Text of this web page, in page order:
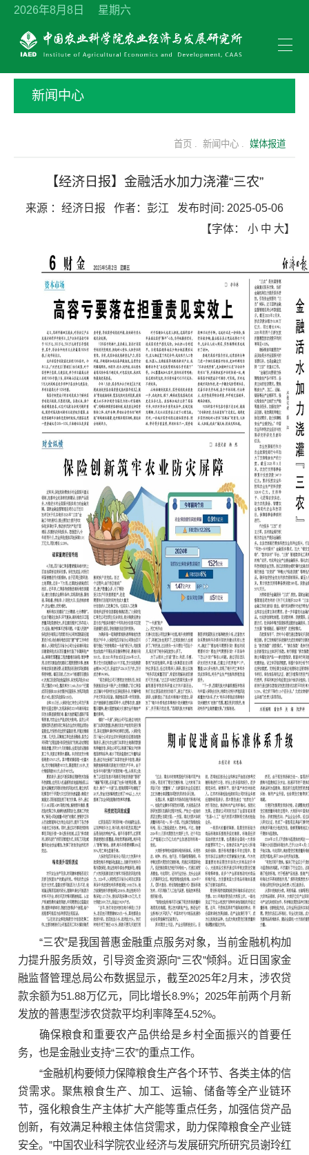
2026年8月8日 星期六
新闻中心
首页 . 新闻中心 . 媒体报道
【经济日报】金融活水加力浇灌“三农”
来源 ： 经济日报 作者： 彭江 发布时间: 2025-05-06
【字体： 小 中 大】
“三农”是我国普惠金融重点服务对象，当前金融机构加
力提升服务质效，引导资金资源向“三农”倾斜。近日国家金
融监督管理总局公布数据显示，截至2025年2月末，涉农贷
款余额为51.88万亿元，同比增长8.9%；2025年前两个月新
发放的普惠型涉农贷款平均利率降至4.52%。
确保粮食和重要农产品供给是乡村全面振兴的首要任
务，也是金融业支持“三农”的重点工作。
“金融机构要倾力保障粮食生产各个环节、各类主体的信
贷需求。聚焦粮食生产、加工、运输、储备等全产业链环
节，强化粮食生产主体扩大产能等重点任务，加强信贷产品
创新，有效满足种粮主体信贷需求，助力保障粮食全产业链
安全。”中国农业科学院农业经济与发展研究所研究员谢玲红